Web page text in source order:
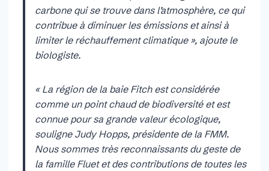
carbone qui se trouve dans l’atmosphère, ce qui
contribue à diminuer les émissions et ainsi à
limiter le réchauffement climatique », ajoute le
biologiste.
« La région de la baie Fitch est considérée
comme un point chaud de biodiversité et est
connue pour sa grande valeur écologique,
souligne Judy Hopps, présidente de la FMM.
Nous sommes très reconnaissants du geste de
la famille Fluet et des contributions de toutes les